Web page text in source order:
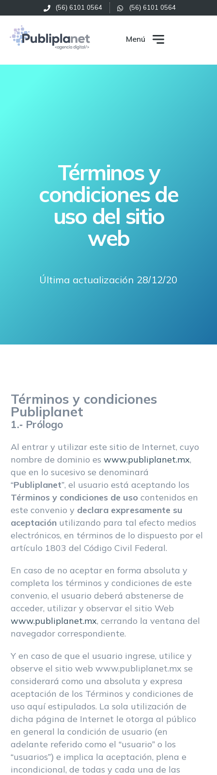
(56) 6101 0564 (56) 6101 0564
Menú
Términos y
condiciones de
uso del sitio
web
Última actualización 28/12/20
Términos y condiciones
Publiplanet
1.- Prólogo
Al entrar y utilizar este sitio de Internet, cuyo
nombre de dominio eswww.publiplanet.mx,
que en lo sucesivo se denominará
“Publiplanet”, el usuario está aceptando los
Términos y condiciones de uso contenidos en
este convenio y declara expresamente su
aceptación utilizando para tal efecto medios
electrónicos, en términos de lo dispuesto por el
artículo 1803 del Código Civil Federal.
En caso de no aceptar en forma absoluta y
completa los términos y condiciones de este
convenio, el usuario deberá abstenerse de
acceder, utilizar y observar el sitio Web
www.publiplanet.mx, cerrando la ventana del
navegador correspondiente.
Y en caso de que el usuario ingrese, utilice y
observe el sitio web www.publiplanet.mx se
considerará como una absoluta y expresa
aceptación de los Términos y condiciones de
uso aquí estipulados. La sola utilización de
dicha página de Internet le otorga al público
en general la condición de usuario (en
adelante referido como el “usuario” o los
“usuarios”) e implica la aceptación, plena e
incondicional, de todas y cada una de las